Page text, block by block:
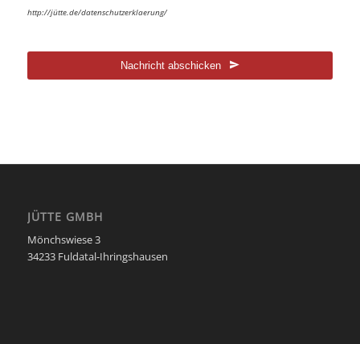
http://jütte.de/datenschutzerklaerung/
Nachricht abschicken
ausgefüllt
JÜTTE GMBH
Mönchswiese 3
34233 Fuldatal-Ihringshausen